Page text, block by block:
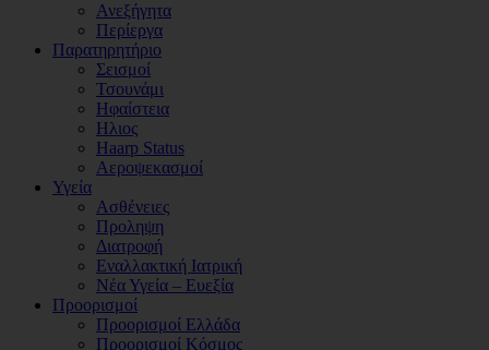
Ανεξήγητα
Περίεργα
Παρατηρητήριο
Σεισμοί
Τσουνάμι
Ηφαίστεια
Ηλιος
Haarp Status
Αεροψεκασμοί
Υγεία
Ασθένειες
Προληψη
Διατροφή
Εναλλακτική Ιατρική
Νέα Υγεία – Ευεξία
Προορισμοί
Προορισμοί Ελλάδα
Προορισμοί Κόσμος